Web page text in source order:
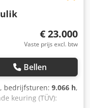
€ 23.000
Vaste prijs excl. btw
Bellen
, bedrijfsturen: 9.066 h,
keuring (TÜV):